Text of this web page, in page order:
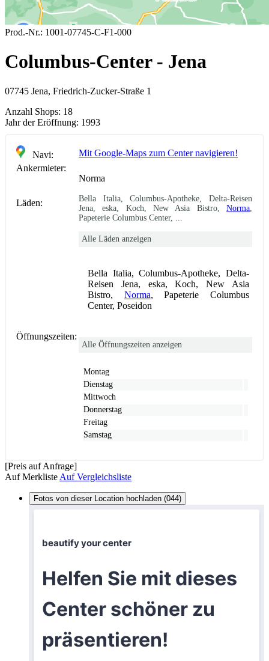
Prod.-Nr.: 1001-07745-C-F1-000
Columbus-Center - Jena
07745 Jena, Friedrich-Zucker-Straße 1
Anzahl Shops: 18
Jahr der Eröffnung: 1993
Navi:
Mit Google-Maps zum Center navigieren!
Ankermieter:
Norma
Läden:
Bella Italia, Columbus-Apotheke, Delta-Reisen
Jena, eska, Koch, New Asia Bistro, Norma
Papeterie Columbus Center, ...
Alle Läden anzeigen
Bella Italia, Columbus-Apotheke, Delta-
Reisen Jena, eska, Koch, New Asia
Bistro, Norma, Papeterie Columbus
Center, Poseidon
Öffnungszeiten:
Alle Öffnungszeiten anzeigen
Montag
Dienstag
Mittwoch
Donnerstag
Freitag
Samstag
[Preis auf Anfrage]
Auf Merkliste Auf Vergleichsliste
Fotos von dieser Location hochladen (044)